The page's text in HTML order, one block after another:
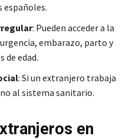
españoles.
: Pueden acceder a la
embarazo, parto y
de edad.
: Si un extranjero trabaja
al sistema sanitario.
en